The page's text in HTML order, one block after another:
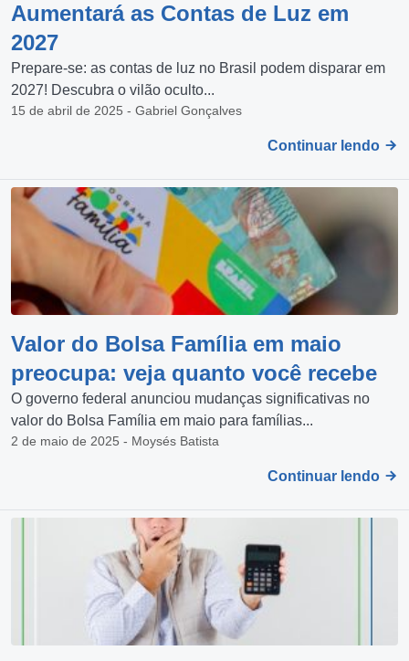
Aumentará as Contas de Luz em
2027
Prepare-se: as contas de luz no Brasil podem disparar em
2027! Descubra o vilão oculto...
15 de abril de 2025 - Gabriel Gonçalves
Continuar lendo
Valor do Bolsa Família em maio
preocupa: veja quanto você recebe
O governo federal anunciou mudanças significativas no
valor do Bolsa Família em maio para famílias...
2 de maio de 2025 - Moysés Batista
Continuar lendo